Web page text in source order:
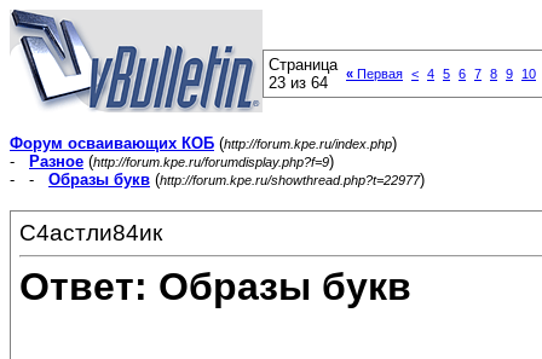
Страница
23 из 64
« Первая < 4 5 6 7 8 9 10
Форум осваивающих КОБ (http://forum.kpe.ru/index.php)
-
Разное (http://forum.kpe.ru/forumdisplay.php?f=9)
- - Образы букв (http://forum.kpe.ru/showthread.php?t=22977)
С4астли84ик
Ответ: Образы букв